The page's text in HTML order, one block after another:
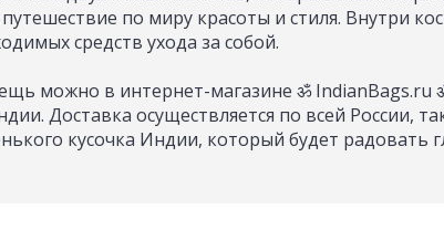
по миру красоты и стиля. Внутри
средств ухода за собой.
можно в интернет-магазине ॐ IndianBags.ru
Доставка осуществляется по всей России,
кусочка Индии, который будет радовать